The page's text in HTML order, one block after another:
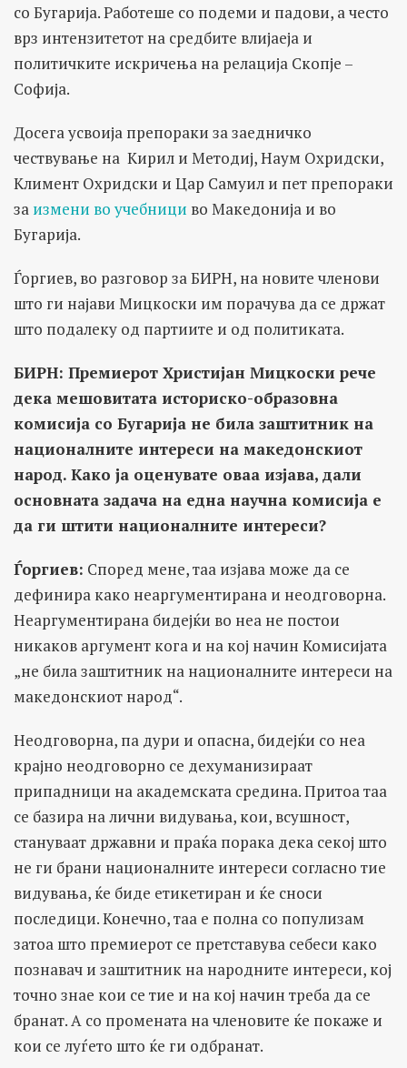
со Бугарија. Работеше со подеми и падови, а често
врз интензитетот на средбите влијаеја и
политичките искричења на релација Скопје –
Софија.
Досега усвоија препораки за заедничко
чествување на Кирил и Методиј, Наум Охридски,
Климент Охридски и Цар Самуил и пет препораки
за измени во учебници во Македонија и во
Бугарија.
Ѓоргиев, во разговор за БИРН, на новите членови
што ги најави Мицкоски им порачува да се држат
што подалеку од партиите и од политиката.
БИРН: Премиерот Христијан Мицкоски рече
дека мешовитата историско-образовна
комисија со Бугарија не била заштитник на
националните интереси на македонскиот
народ. Како ја оценувате оваа изјава, дали
основната задача на една научна комисија е
да ги штити националните интереси?
Ѓоргиев: Според мене, таа изјава може да се
дефинира како неаргументирана и неодговорна.
Неаргументирана бидејќи во неа не постои
никаков аргумент кога и на кој начин Комисијата
„не била заштитник на националните интереси на
македонскиот народ“.
Неодговорна, па дури и опасна, бидејќи со неа
крајно неодговорно се дехуманизираат
припадници на академската средина. Притоа таа
се базира на лични видувања, кои, всушност,
стануваат државни и праќа порака дека секој што
не ги брани националните интереси согласно тие
видувања, ќе биде етикетиран и ќе сноси
последици. Конечно, таа е полна со популизам
затоа што премиерот се претставува себеси како
познавач и заштитник на народните интереси, кој
точно знае кои се тие и на кој начин треба да се
бранат. А со промената на членовите ќе покаже и
кои се луѓето што ќе ги одбранат.